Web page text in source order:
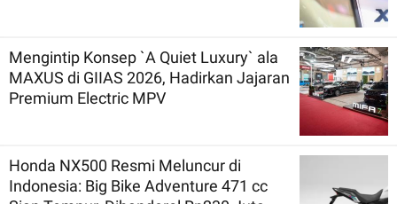
Mengintip Konsep `A Quiet Luxury` ala
MAXUS di GIIAS 2026, Hadirkan Jajaran
Premium Electric MPV
Honda NX500 Resmi Meluncur di
Indonesia: Big Bike Adventure 471 cc